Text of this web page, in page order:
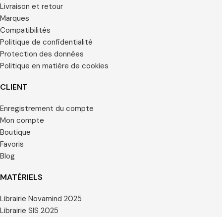
Livraison et retour
Marques
Compatibilités
Politique de confidentialité
Protection des données
Politique en matière de cookies
CLIENT
Enregistrement du compte
Mon compte
Boutique
Favoris
Blog
MATÉRIELS
Librairie Novamind 2025
Librairie SIS 2025